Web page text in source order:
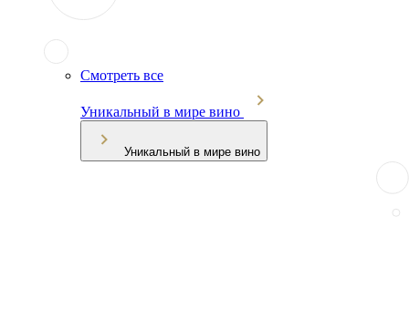
Смотреть все
Уникальный в мире вино
Уникальный в мире вино